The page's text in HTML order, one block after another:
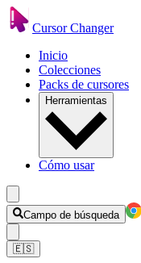
Cursor Changer
Inicio
Colecciones
Packs de cursores
Herramientas
Cómo usar
Campo de búsqueda
🇪🇸